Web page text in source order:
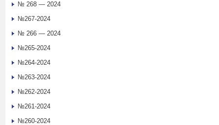
№ 268 — 2024
№267-2024
№ 266 — 2024
№265-2024
№264-2024
№263-2024
№262-2024
№261-2024
№260-2024